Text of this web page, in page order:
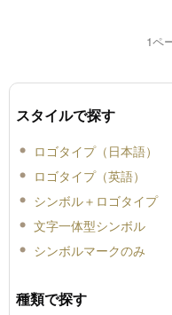
1ペ
スタイルで探す
ロゴタイプ（日本語）
ロゴタイプ（英語）
シンボル＋ロゴタイプ
文字一体型シンボル
シンボルマークのみ
種類で探す